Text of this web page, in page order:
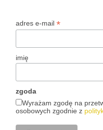
adres e-mail*
imię
zgoda
Wyrażam zgodę na
osobowych zgodnie z